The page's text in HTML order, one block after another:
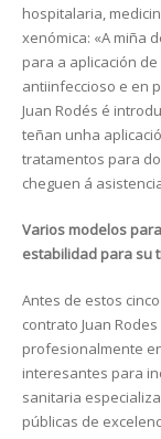
hospitalaria,
xenómica: «A miña
para a aplicación
antiinfeccioso e en
Juan Rodés é
teñan unha
tratamentos para
cheguen á
Varios modelos
estabilidad para su
Antes de estos
contrato Juan
profesionalmente
interesantes para
sanitaria
públicas de